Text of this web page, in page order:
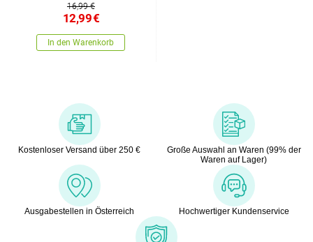
16,99 €
12,99€
In den Warenkorb
Kostenloser Versand über 250 €
Große Auswahl an Waren (99% der
Waren auf Lager)
Ausgabestellen in Österreich Hochwertiger Kundenservice